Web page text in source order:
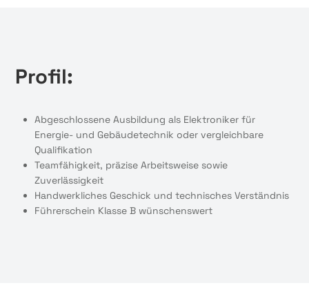
Profil:
Abgeschlossene Ausbildung als Elektroniker für
Energie- und Gebäudetechnik oder vergleichbare
Qualifikation
Teamfähigkeit, präzise Arbeitsweise sowie
Zuverlässigkeit
Handwerkliches Geschick und technisches Verständnis
Führerschein Klasse B wünschenswert